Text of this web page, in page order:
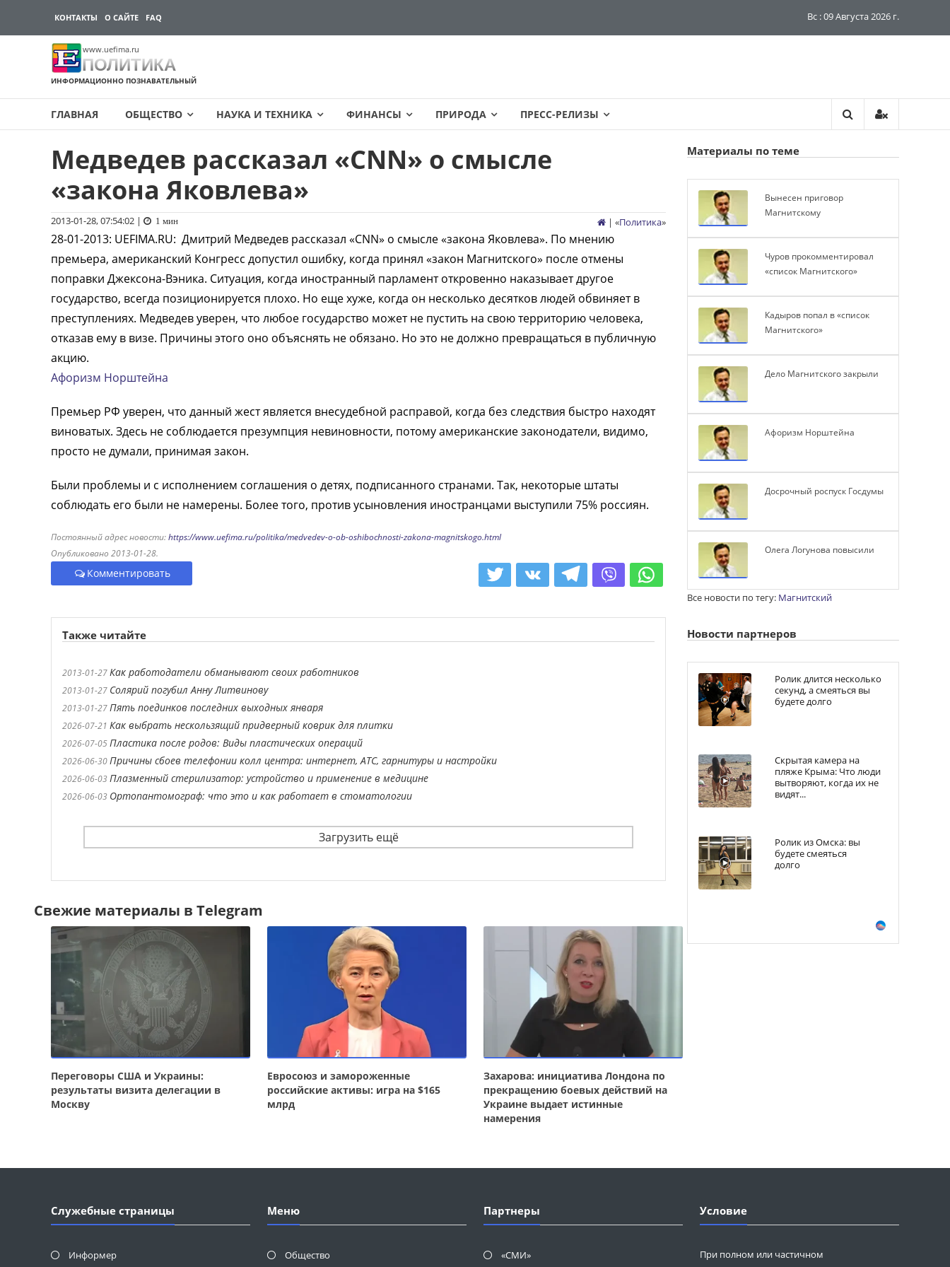
КОНТАКТЫ О САЙТЕ FAQ Вс : 09 Августа 2026 г.
www.uefima.ru
ПОЛИТИКА
ИНФОРМАЦИОННО ПОЗНАВАТЕЛЬНЫЙ
ГЛАВНАЯ ОБЩЕСТВО НАУКА И ТЕХНИКА ФИНАНСЫ ПРИРОДА ПРЕСС-РЕЛИЗЫ
содержимому
Медведев рассказал «CNN» о смысле
«закона Яковлева»
2013-01-28, 07:54:02 | 1 мин | «Политика»
28-01-2013: UEFIMA.RU: Дмитрий Медведев рассказал «CNN» о смысле «закона Яковлева». По мнению
премьера, американский Конгресс допустил ошибку, когда принял «закон Магнитского» после отмены
поправки Джексона-Вэника. Ситуация, когда иностранный парламент откровенно наказывает другое
государство, всегда позиционируется плохо. Но еще хуже, когда он несколько десятков людей обвиняет в
преступлениях. Медведев уверен, что любое государство может не пустить на свою территорию человека,
отказав ему в визе. Причины этого оно объяснять не обязано. Но это не должно превращаться в публичную
акцию.
Афоризм Норштейна
Премьер РФ уверен, что данный жест является внесудебной расправой, когда без следствия быстро находят
виноватых. Здесь не соблюдается презумпция невиновности, потому американские законодатели, видимо,
просто не думали, принимая закон.
Были проблемы и с исполнением соглашения о детях, подписанного странами. Так, некоторые штаты
соблюдать его были не намерены. Более того, против усыновления иностранцами выступили 75% россиян.
Постоянный адрес новости:https://www.uefima.ru/politika/medvedev-o-ob-oshibochnosti-zakona-magnitskogo.html
Опубликовано 2013-01-28.
Комментировать
Также читайте
2013-01-27Как работодатели обманывают своих работников
2013-01-27 Солярий погубил Анну Литвинову
2013-01-27Пять поединков последних выходных января
2026-07-21 Как выбрать нескользящий придверный коврик для плитки
2026-07-05Пластика после родов: Виды пластических операций
2026-06-30Причины сбоев телефонии колл центра: интернет, АТС, гарнитуры и настройки
2026-06-03Плазменный стерилизатор: устройство и применение в медицине
2026-06-03 Ортопантомограф: что это и как работает в стоматологии
Загрузить ещё
Свежие материалы в Telegram
Переговоры США и Украины:
результаты визита делегации в
Москву
Евросоюз и замороженные
российские активы: игра на $165
млрд
Захарова: инициатива Лондона по
прекращению боевых действий на
Украине выдает истинные
намерения
Материалы по теме
Вынесен приговор
Магнитскому
Чуров прокомментировал
«список Магнитского»
Кадыров попал в «список
Магнитского»
Дело Магнитского закрыли
Афоризм Норштейна
Досрочный роспуск Госдумы
Олега Логунова повысили
Все новости по тегу: Магнитский
Новости партнеров
Ролик длится несколько
секунд, а смеяться вы
будете долго
Скрытая камера на
пляже Крыма: Что люди
вытворяют, когда их не
видят...
Ролик из Омска: вы
будете смеяться
долго
Служебные страницы
Информер
Меню
Общество
Партнеры
«СМИ»
Условие
При полном или частичном